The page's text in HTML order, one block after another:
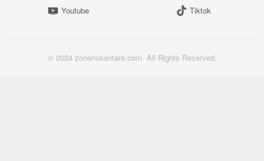
Youtube
Tiktok
© 2024 zonanusantara.com. All Rights Reserved.